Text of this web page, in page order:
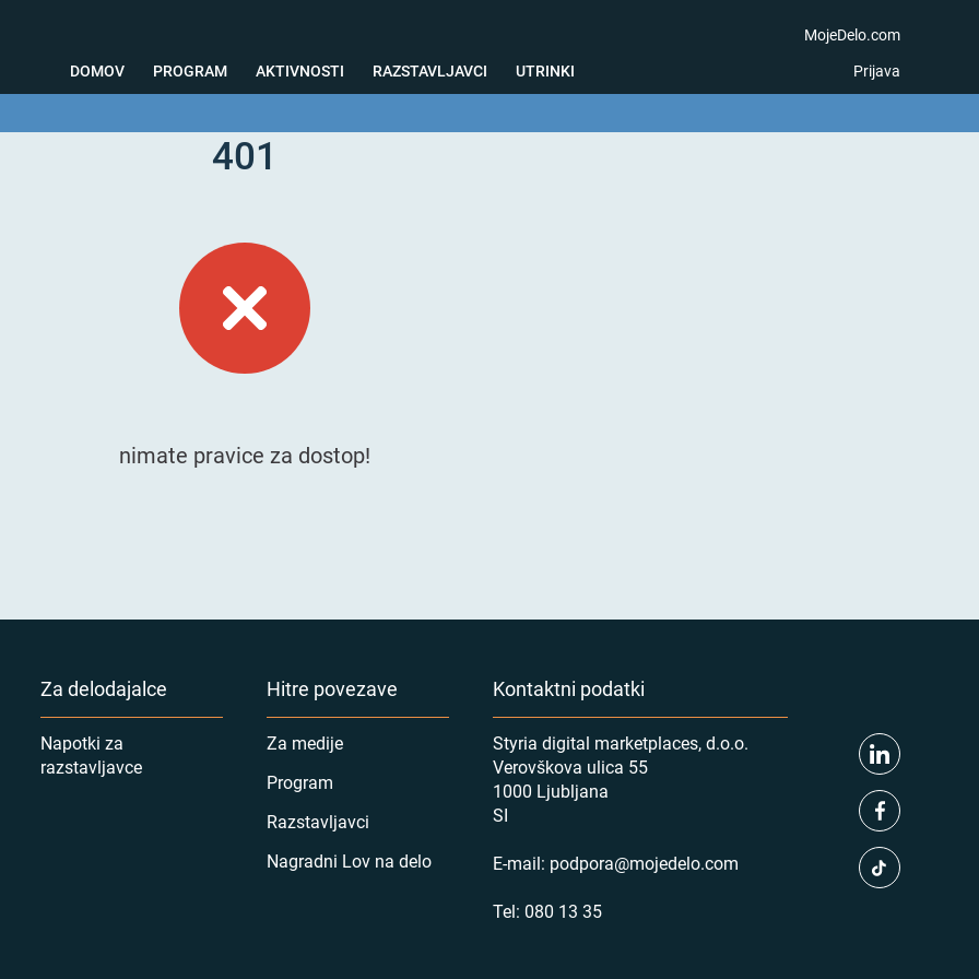
DOMOV PROGRAM AKTIVNOSTI
Testiranja
RAZSTAVLJAVCI UTRINKI
MojeDelo.com
Prijava
401
nimate pravice za dostop!
Za delodajalce
Napotki za
razstavljavce
Hitre povezave
Za medije
Program
Razstavljavci
Nagradni Lov na delo
Kontaktni podatki
Styria digital marketplaces, d.o.o.
Verovškova ulica 55
1000 Ljubljana
SI
E-mail: podpora@mojedelo.com
Tel: 080 13 35